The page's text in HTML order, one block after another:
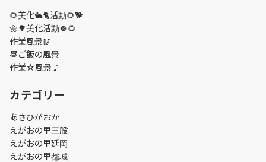
🌻美化🐇🐈活動🌻🐕
🌼🌳美化活動🍀🌻
作業風景🥢
昼ご飯の風景
作業☆風景♪
カテゴリー
あさひがおか
えがおの里三股
えがおの里延岡
えがおの里都城